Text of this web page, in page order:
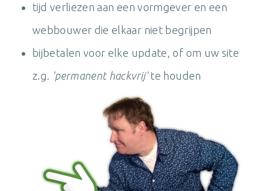
tijd verliezen aan een vormgever en een
webbouwer die elkaar niet begrijpen
bijbetalen voor elke update, of om uw site
z.g.
'permanent hackvrij'te houden